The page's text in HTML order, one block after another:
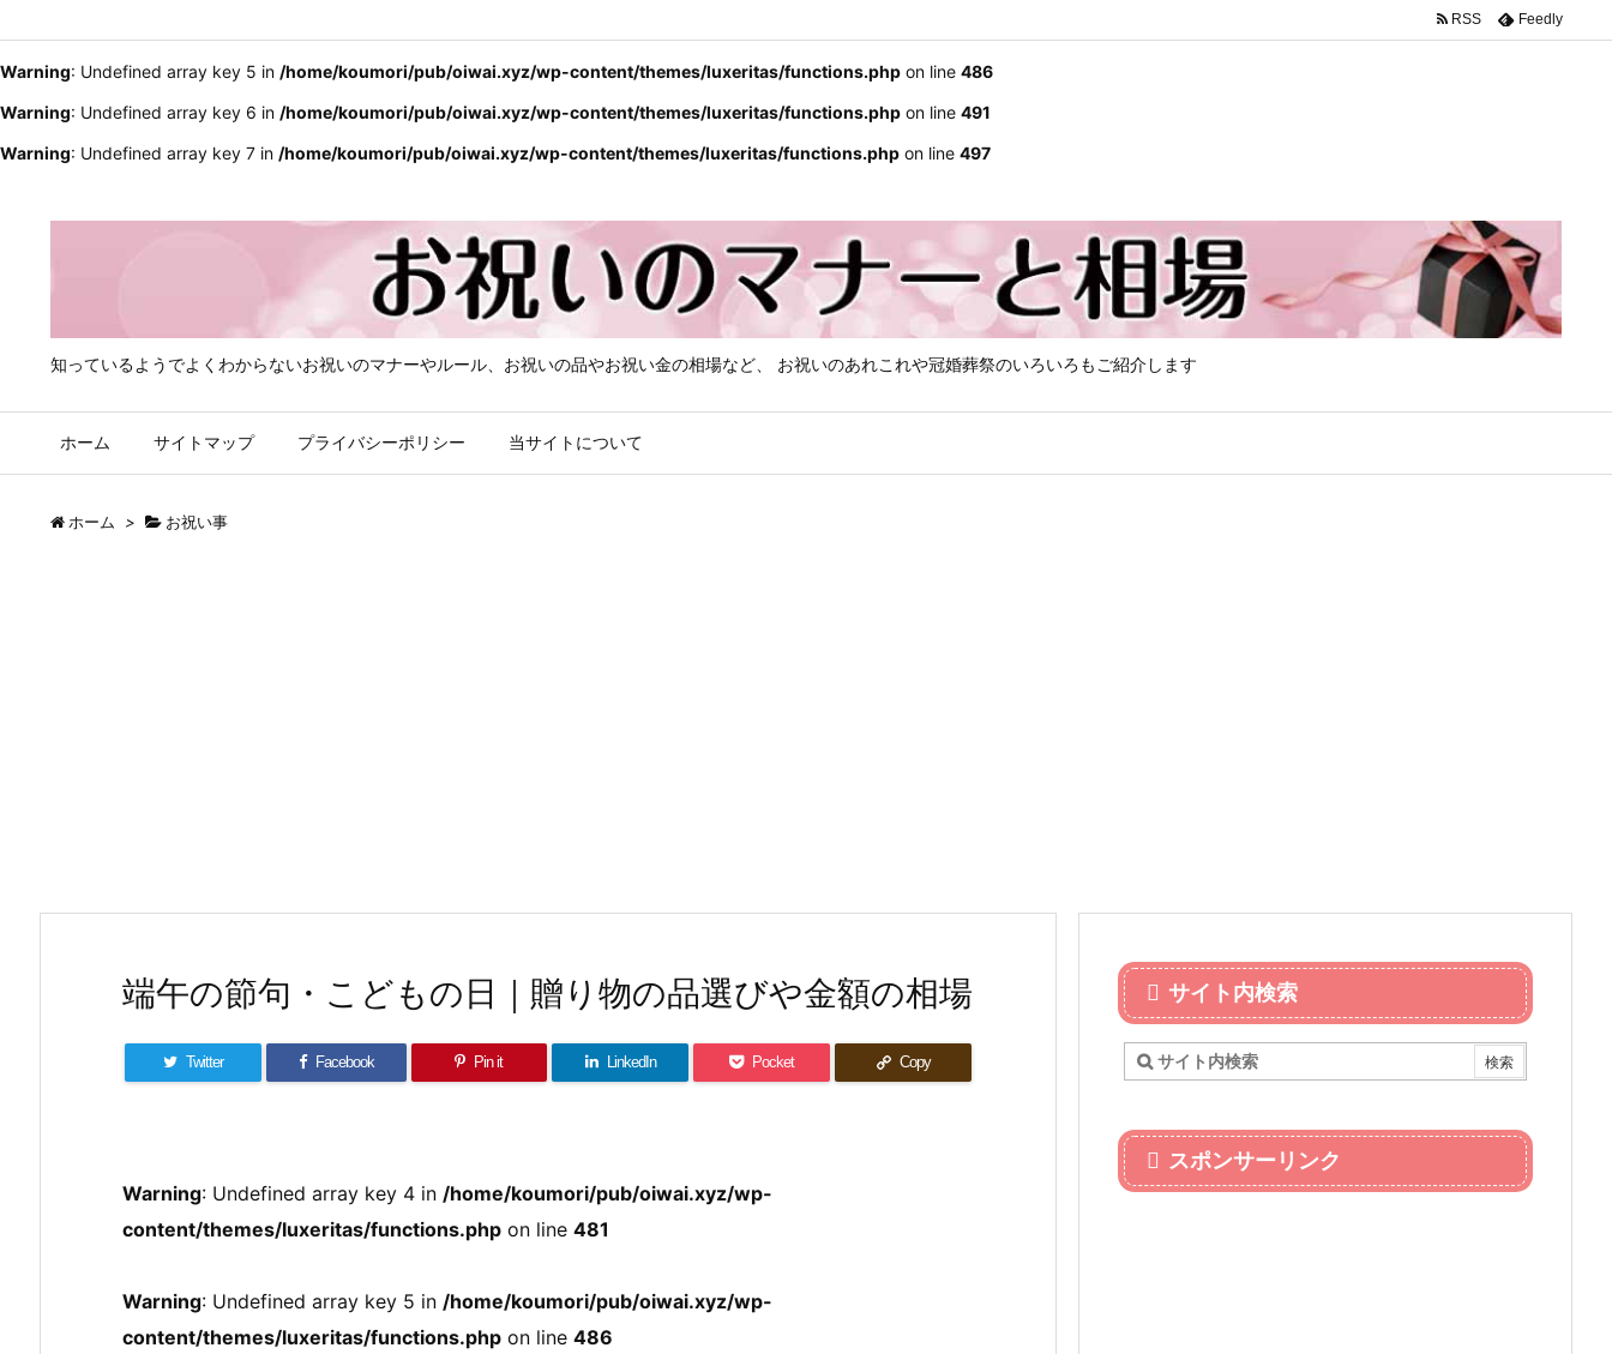
Warning: Undefined array key 5 in /home/koumori/pub/oiwai.xyz/wp-content/themes/luxeritas/functions.php on line 486
Warning: Undefined array key 6 in /home/koumori/pub/oiwai.xyz/wp-content/themes/luxeritas/functions.php on line 491
Warning: Undefined array key 7 in /home/koumori/pub/oiwai.xyz/wp-content/themes/luxeritas/functions.php on line 497
知っているようでよくわからないお祝いのマナーやルール、お祝いの品やお祝い金の相場など、 お祝いのあれこれや冠婚葬祭のいろいろもご紹介します
ホーム サイトマップ プライバシーポリシー 当サイトについて
RSS Feedly
ホーム > お祝い事
端午の節句・こどもの日｜贈り物の品選びや金額の相場
Twitter Facebook Pin it LinkedIn Pocket Copy
Warning: Undefined array key 4 in /home/koumori/pub/oiwai.xyz/wp-
content/themes/luxeritas/functions.php on line 481
Warning: Undefined array key 5 in /home/koumori/pub/oiwai.xyz/wp-
content/themes/luxeritas/functions.php on line 486
サイト内検索
スポンサーリンク